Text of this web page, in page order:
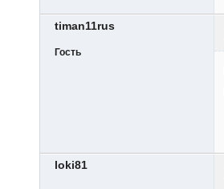
timan11rus
Гость
loki81